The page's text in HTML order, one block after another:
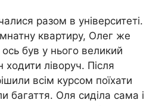
разом в університеті.
квартиру, Олег же
був у нього великий
xoдити лiвopyч. Після
всім курсом поїхати
багаття. Оля сиділа сама і